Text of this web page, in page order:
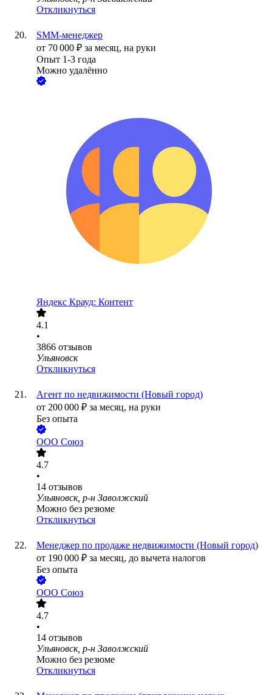
Откликнуться
SMM-менеджер
от 70 000 ₽ за месяц, на руки
Опыт 1-3 года
Можно удалённо
Яндекс Крауд: Контент
4.1
•
3866 отзывов
Ульяновск
Откликнуться
Агент по недвижимости (Новый город)
от 200 000 ₽ за месяц, на руки
Без опыта
ООО Союз
4.7
•
14 отзывов
Ульяновск, р-н Заволжский
Можно без резюме
Откликнуться
Менеджер по продаже недвижимости (Новый город)
от 190 000 ₽ за месяц, до вычета налогов
Без опыта
ООО Союз
4.7
•
14 отзывов
Ульяновск, р-н Заволжский
Можно без резюме
Откликнуться